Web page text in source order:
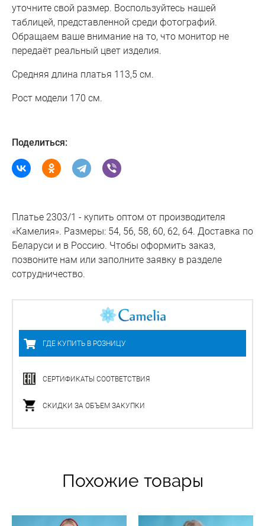
ГДЕ КУПИТЬ В РОЗНИЦУ
СЕРТИФИКАТЫ СООТВЕТСТВИЯ
СКИДКИ ЗА ОБЪЕМ ЗАКУПКИ
уточните свой размер. Воспользуйтесь нашей
таблицей, представленной среди фотографий.
Обращаем ваше внимание на то, что монитор не
передаёт реальный цвет изделия.
Средняя длина платья 113,5 см.
Рост модели 170 см.
Поделиться:
Платье 2303/1 - купить оптом от производителя
«Камелия». Размеры: 54, 56, 58, 60, 62, 64. Доставка по
Беларуси и в Россию. Чтобы оформить заказ,
позвоните нам или заполните заявку в разделе
сотрудничество.
Похожие товары